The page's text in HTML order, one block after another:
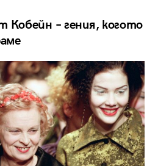
Кобейн – гения, когото